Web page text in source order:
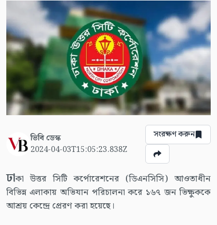
ভিবি ডেস্ক
2024-04-03T15:05:23.838Z
সংরক্ষণ করুন
ঢাকা উত্তর সিটি কর্পোরেশনের (ডিএনসিসি) আওতাধীন
বিভিন্ন এলাকায় অভিযান পরিচালনা করে ১৬৭ জন ভিক্ষুককে
আশ্রয় কেন্দ্রে প্রেরণ করা হয়েছে।